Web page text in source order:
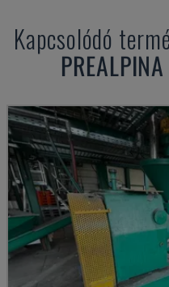
Kapcsolódó
PREALPINA